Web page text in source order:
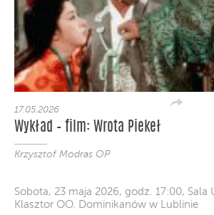
17.05.2026
Wykład – film: Wrota Piekeł
Krzysztof Modras OP
Sobota, 23 maja 2026, godz. 17:00, Sala
Klasztor OO. Dominikanów w Lublinie